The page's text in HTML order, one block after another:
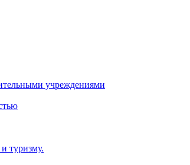
учреждениями
туризму.